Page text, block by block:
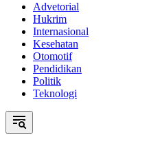
Advetorial
Hukrim
Internasional
Kesehatan
Otomotif
Pendidikan
Politik
Teknologi